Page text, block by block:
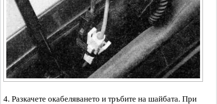
4. Разкачете окабеляването и тръбите на шайбата. При